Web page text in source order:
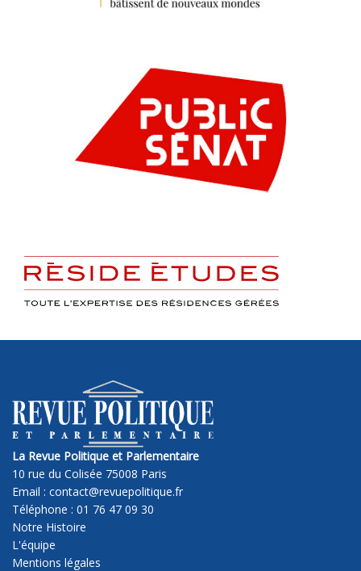
La Revue Politique et Parlementaire
10 rue du Colisée 75008 Paris
Email : contact@revuepolitique.fr
Téléphone : 01 76 47 09 30
Notre Histoire
L'équipe
Mentions légales